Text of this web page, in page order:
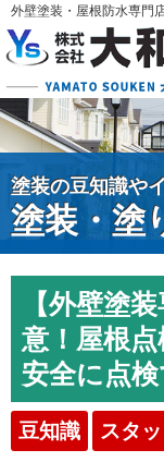
外壁塗装・屋根防水専門
塗装の豆知識や
塗装・塗
【外壁塗
意！屋根
安全に点検
豆知識 スタ